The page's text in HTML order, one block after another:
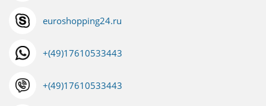
euroshopping24.ru
+(49)17610533443
+(49)17610533443